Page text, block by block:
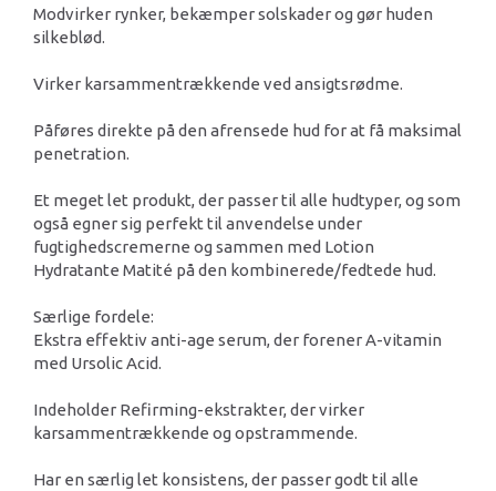
Modvirker rynker, bekæmper solskader og gør huden
silkeblød.
Virker karsammentrækkende ved ansigtsrødme.
Påføres direkte på den afrensede hud for at få maksimal
penetration.
Et meget let produkt, der passer til alle hudtyper, og som
også egner sig perfekt til anvendelse under
fugtighedscremerne og sammen med Lotion
Hydratante Matité på den kombinerede/fedtede hud.
Særlige fordele:
Ekstra effektiv anti-age serum, der forener A-vitamin
med Ursolic Acid.
Indeholder Refirming-ekstrakter, der virker
karsammentrækkende og opstrammende.
Har en særlig let konsistens, der passer godt til alle